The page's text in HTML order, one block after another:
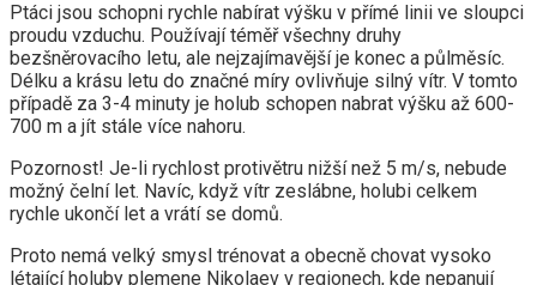
Ptáci jsou schopni rychle nabírat výšku v přímé linii ve sloupci
proudu vzduchu. Používají téměř všechny druhy
bezšněrovacího letu, ale nejzajímavější je konec a půlměsíc.
Délku a krásu letu do značné míry ovlivňuje silný vítr. V tomto
případě za 3-4 minuty je holub schopen nabrat výšku až 600-
700 m a jít stále více nahoru.
Pozornost! Je-li rychlost protivětru nižší než 5 m/s, nebude
možný čelní let. Navíc, když vítr zeslábne, holubi celkem
rychle ukončí let a vrátí se domů.
Proto nemá velký smysl trénovat a obecně chovat vysoko
létající holuby plemene Nikolaev v regionech, kde nepanují